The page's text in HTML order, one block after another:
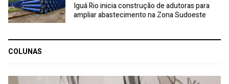
Iguá Rio inicia construção de adutoras para
ampliar abastecimento na Zona Sudoeste
COLUNAS